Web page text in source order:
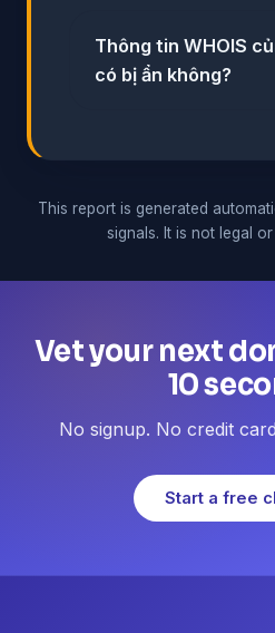
Thông tin WHOIS
có bị ẩn không?
This report is generated
signals. It is not legal
Vet your next
10
No signup. No credit
Start a free